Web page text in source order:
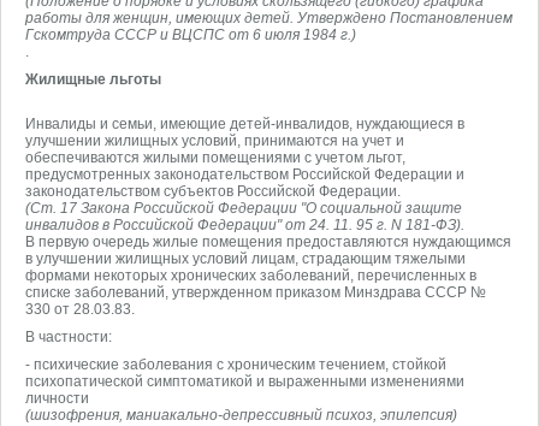
работы для женщин, имеющих детей. Утверждено Постановлением
Гскомтруда СССР и ВЦСПС от 6 июля 1984 г.)
.
Жилищные льготы
Инвалиды и семьи, имеющие детей-инвалидов, нуждающиеся в
улучшении жилищных условий, принимаются на учет и
обеспечиваются жилыми помещениями с учетом льгот,
предусмотренных законодательством Российской Федерации и
законодательством субъектов Российской Федерации.
(Ст. 17 Закона Российской Федерации "О социальной защите
инвалидов в Российской Федерации" от 24. 11. 95 г. N 181-ФЗ).
В первую очередь жилые помещения предоставляются нуждающимся
в улучшении жилищных условий лицам, страдающим тяжелыми
формами некоторых хронических заболеваний, перечисленных в
списке заболеваний, утвержденном приказом Минздрава СССР №
330 от 28.03.83.
В частности:
- психические заболевания с хроническим течением, стойкой
психопатической симптоматикой и выраженными изменениями
личности
(шизофрения, маниакально-депрессивный психоз, эпилепсия)